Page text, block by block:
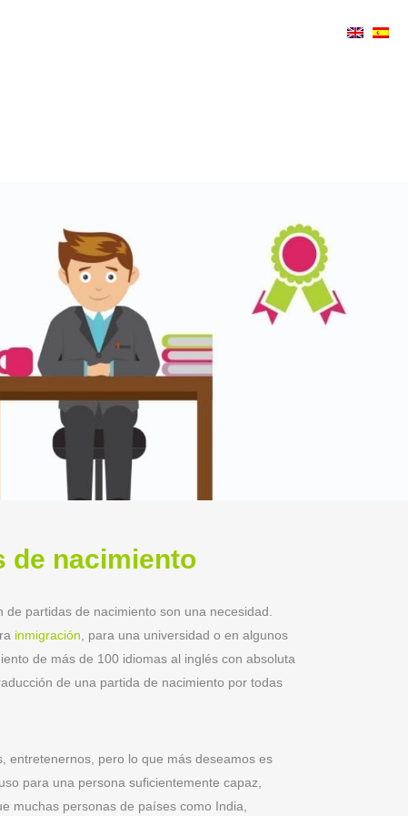
de nacimiento
partidas de nacimiento son una necesidad.
inmigración , para una universidad o en algunos
de más de 100 idiomas al inglés con absoluta
de una partida de nacimiento por todas
entretenernos, pero lo que más deseamos es
para una persona suficientemente capaz,
muchas personas de países como India,